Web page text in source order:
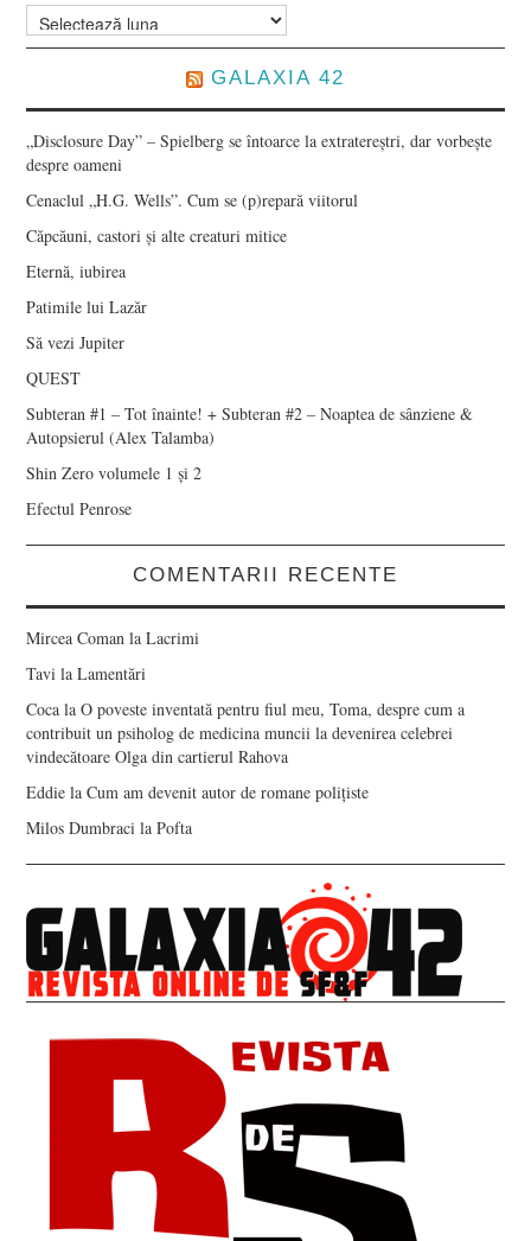
Arhive
GALAXIA 42
„Disclosure Day” – Spielberg se întoarce la extratereștri, dar vorbește
despre oameni
Cenaclul „H.G. Wells”. Cum se (p)repară viitorul
Căpcăuni, castori și alte creaturi mitice
Eternă, iubirea
Patimile lui Lazăr
Să vezi Jupiter
QUEST
Subteran #1 – Tot înainte! + Subteran #2 – Noaptea de sânziene &
Autopsierul (Alex Talamba)
Shin Zero volumele 1 și 2
Efectul Penrose
COMENTARII RECENTE
Mircea Coman laLacrimi
Tavi laLamentări
Coca laO poveste inventată pentru fiul meu, Toma, despre cum a
contribuit un psiholog de medicina muncii la devenirea celebrei
vindecătoare Olga din cartierul Rahova
Eddie laCum am devenit autor de romane polițiste
Milos Dumbraci laPofta